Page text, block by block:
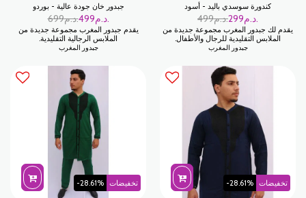
كندورة سوسدي باليد - أسود
499 د.م.299 د.م.
يقدم لك جبدور المغرب مجموعة جديدة من
الملابس التقليدية للرجال والأطفال.
جبدور المغرب
جبدور خان جودة عالية - بوردو
699 د.م.499 د.م.
يقدم جبدور المغرب مجموعة جديدة من
الملابس الرجالية التقليدية.
جبدور المغرب
تخفيضات -28.61% تخفيضات -28.61%